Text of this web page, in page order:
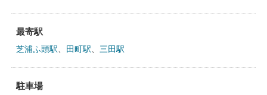
最寄駅
芝浦ふ頭駅 田町駅 三田駅
駐車場